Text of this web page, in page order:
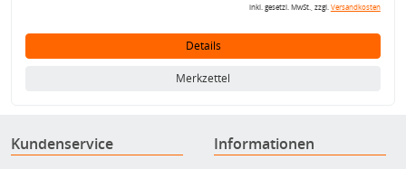
inkl. gesetzl. MwSt., zzgl.Versandkosten
Details
Merkzettel
Kundenservice Informationen